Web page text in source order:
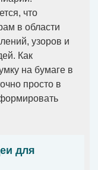
что
в области
узоров и
Как
на бумаге в
просто в
для